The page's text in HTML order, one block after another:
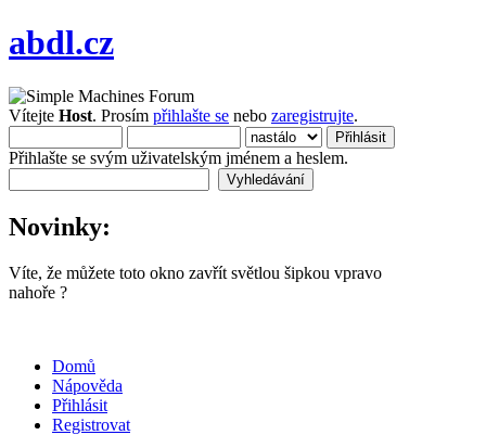
abdl.cz
Vítejte Host. Prosím přihlašte se nebo zaregistrujte.
Přihlašte se svým uživatelským jménem a heslem.
Novinky:
Víte, že můžete toto okno zavřít světlou šipkou vpravo
nahoře ?
Domů
Nápověda
Přihlásit
Registrovat